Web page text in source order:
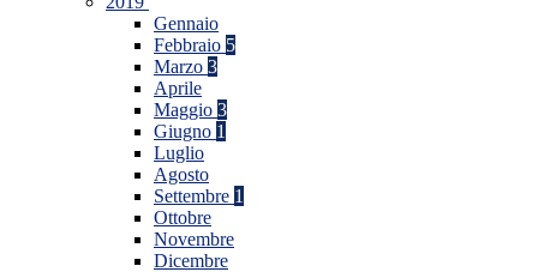
Gennaio
Febbraio 5
Marzo 3
Aprile
Maggio 3
Giugno 1
Luglio
Agosto
Settembre 1
Ottobre
Novembre
Dicembre